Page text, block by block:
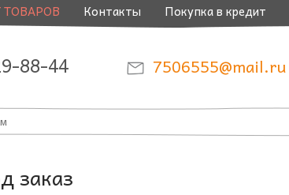
ТОВАРОВ Контакты Покупка в кредит
88-44 7506555@mail.ru
заказ